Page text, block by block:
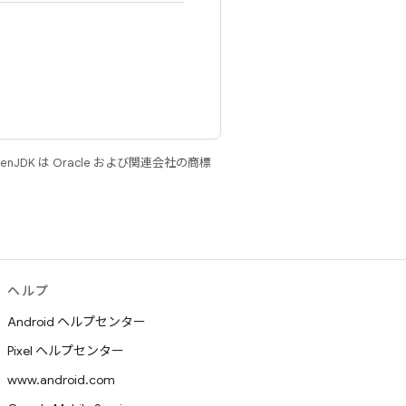
は Oracle および関連会社の商標
ヘルプ
Android ヘルプセンター
Pixel ヘルプセンター
www.android.com